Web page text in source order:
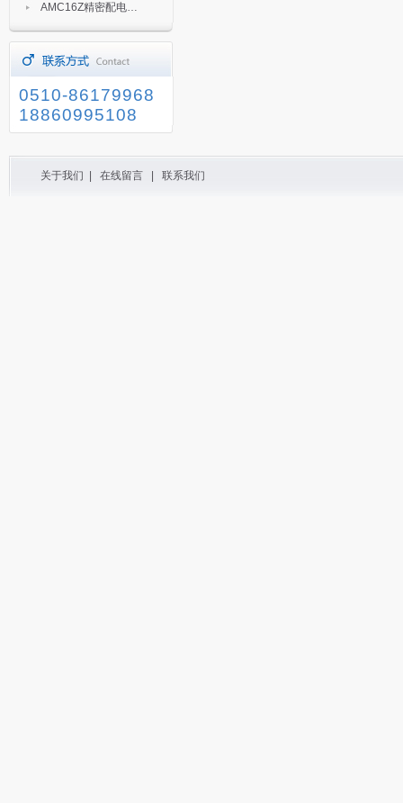
AMC16Z精密配电监控装置
0510-86179968
18860995108
关于我们 在线留言 联系我们